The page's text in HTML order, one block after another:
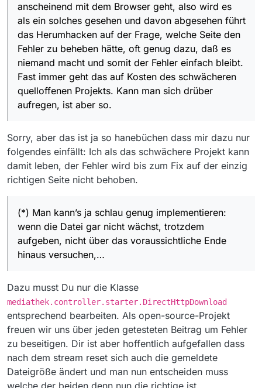
anscheinend mit dem Browser geht, also wird es
als ein solches gesehen und davon abgesehen führt
das Herumhacken auf der Frage, welche Seite den
Fehler zu beheben hätte, oft genug dazu, daß es
niemand macht und somit der Fehler einfach bleibt.
Fast immer geht das auf Kosten des schwächeren
quelloffenen Projekts. Kann man sich drüber
aufregen, ist aber so.
Sorry, aber das ist ja so hanebüchen dass mir dazu nur
folgendes einfällt: Ich als das schwächere Projekt kann
damit leben, der Fehler wird bis zum Fix auf der einzig
richtigen Seite nicht behoben.
(*) Man kann’s ja schlau genug implementieren:
wenn die Datei gar nicht wächst, trotzdem
aufgeben, nicht über das voraussichtliche Ende
hinaus versuchen,…
Dazu musst Du nur die Klasse
mediathek.controller.starter.DirectHttpDownload
entsprechend bearbeiten. Als open-source-Projekt
freuen wir uns über jeden getesteten Beitrag um Fehler
zu beseitigen. Dir ist aber hoffentlich aufgefallen dass
nach dem stream reset sich auch die gemeldete
Dateigröße ändert und man nun entscheiden muss